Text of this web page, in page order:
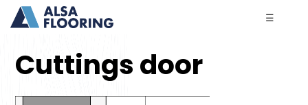
☰
Cuttings door